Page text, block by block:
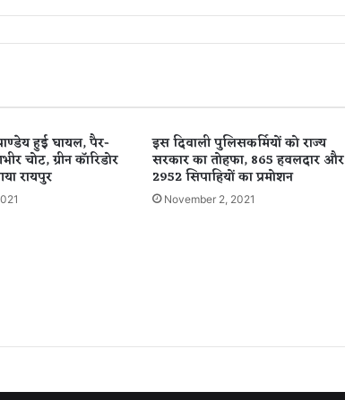
खि
का
वा
ई
,
भं
फो
हुई घायल, पैर-
चोट, ग्रीन कॉरिडोर
रायपुर
इस दिवाली पुलिसकर्मियों को राज्य
सरकार का तोहफा, 865 हवलदार और
2952 सिपाहियों का प्रमोशन
November 2, 2021